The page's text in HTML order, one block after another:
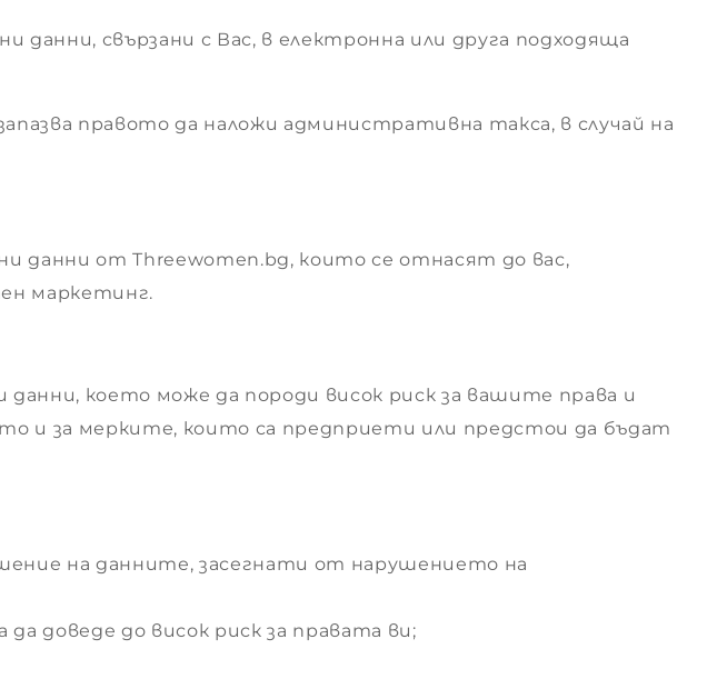
данни, свързани с Вас, в електронна или друга подходяща
правото да наложи административна такса, в случай на
данни от Threewomen.bg, които се отнасят до вас,
маркетинг.
което може да породи висок риск за вашите права и
и за мерките, които са предприети или предстои да бъдат
на данните, засегнати от нарушението на
доведе до висок риск за правата ви;